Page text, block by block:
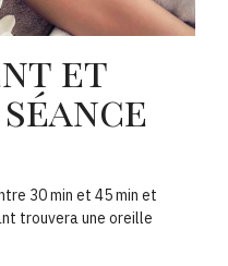
et
30 min et 45 min et
trouvera une oreille